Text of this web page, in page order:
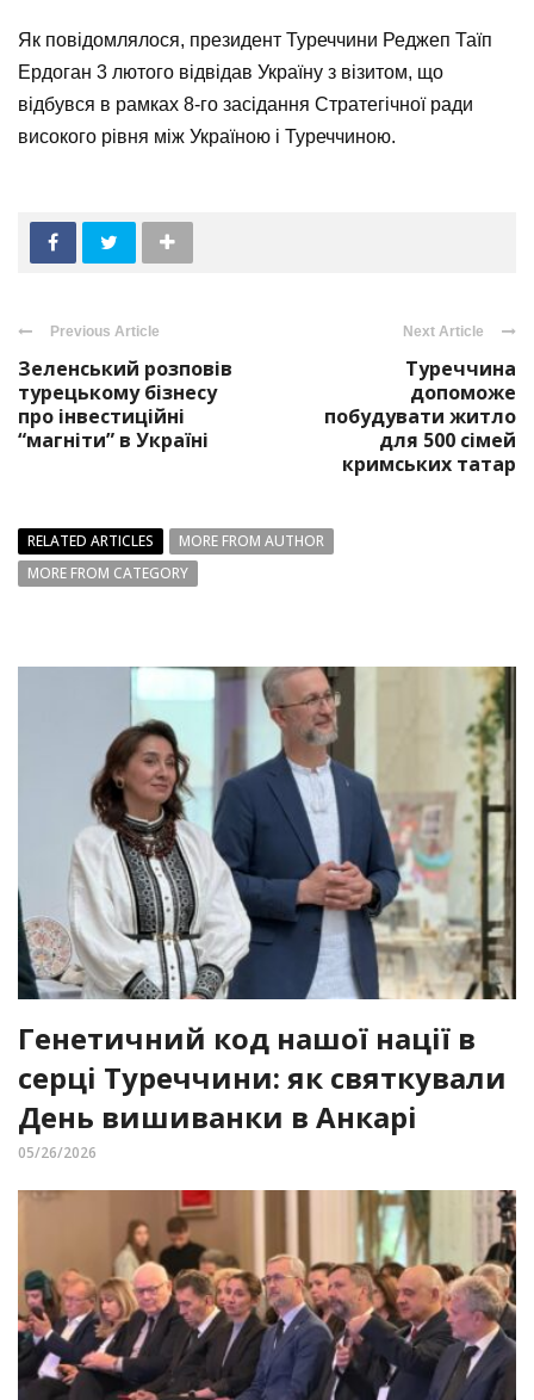
Як повідомлялося, президент Туреччини Реджеп Таїп
Ердоган 3 лютого відвідав Україну з візитом, що
відбувся в рамках 8-го засідання Стратегічної ради
високого рівня між Україною і Туреччиною.
Previous Article
Зеленський розповів
турецькому бізнесу
про інвестиційні
“магніти” в Україні
Next Article
Туреччина
допоможе
побудувати житло
для 500 сімей
кримських татар
RELATED ARTICLES
MORE FROM AUTHOR
MORE FROM CATEGORY
Генетичний код нашої нації в
серці Туреччини: як святкували
День вишиванки в Анкарі
05/26/2026